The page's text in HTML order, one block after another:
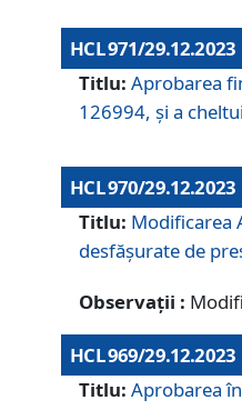
HCL 971/29.12.2023
Titlu: Aprobarea
126994, și a
HCL 970/29.12.2023
Titlu: Modificarea
desfășurate de
Observații :
HCL 969/29.12.2023
Titlu: Aprobarea